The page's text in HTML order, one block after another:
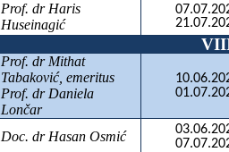
Prof. dr Haris
Huseinagić
Prof. dr Mithat
Tabaković, emeritus
Prof. dr Daniela
Lončar
Doc. dr Hasan Osmić